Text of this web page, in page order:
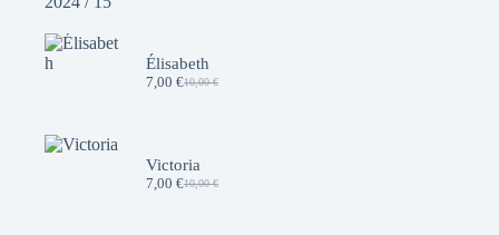
Élisabeth
10,00€
Le
10,00 €.
7,00 €Le
7,00 €.
Victoria
10,00€
Le
7,00 €Le